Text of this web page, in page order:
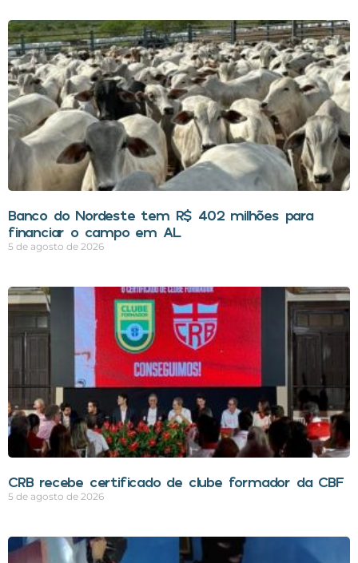
Banco do Nordeste tem R$ 402 milhões para
financiar o campo em AL
5 de agosto de 2026
CRB recebe certificado de clube formador da CBF
5 de agosto de 2026